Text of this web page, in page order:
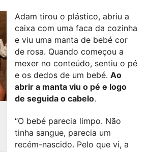
Adam tirou o plástico, abriu a
caixa com uma faca da cozinha
e viu uma manta de bebé cor
de rosa. Quando começou a
mexer no conteúdo, sentiu o pé
e os dedos de um bebé. Ao
abrir a manta viu o pé e logo
de seguida o cabelo.
“O bebé parecia limpo. Não
tinha sangue, parecia um
recém-nascido. Pelo que vi, a